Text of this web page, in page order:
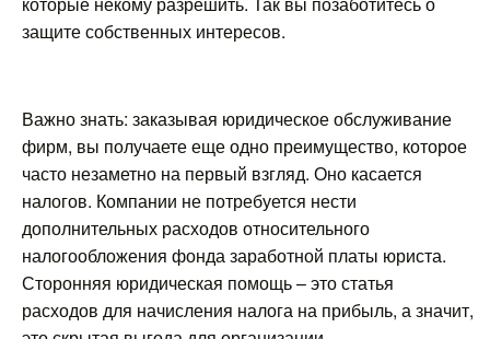
защите собственных интересов.
Важно знать: заказывая юридическое обслуживание
фирм, вы получаете еще одно преимущество, которое
часто незаметно на первый взгляд. Оно касается
налогов. Компании не потребуется нести
дополнительных расходов относительного
налогообложения фонда заработной платы юриста.
Сторонняя юридическая помощь – это статья
расходов для начисления налога на прибыль, а значит,